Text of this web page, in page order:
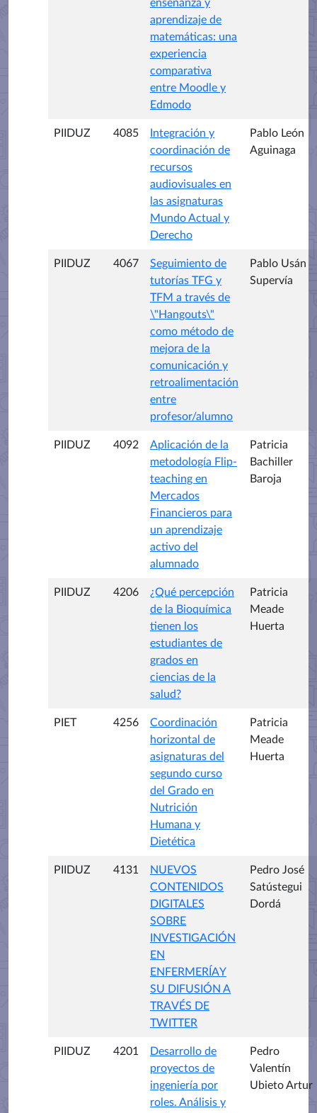
enseñanza y
aprendizaje de
matemáticas: una
experiencia
comparativa
entre Moodle y
Edmodo
PIIDUZ 4085
Integración y
coordinación de
recursos
audiovisuales en
las asignaturas
Mundo Actual y
Derecho
Pablo León
Aguinaga
PIIDUZ 4067
Seguimiento de
tutorías TFG y
TFM a través de
\"Hangouts\"
como método de
mejora de la
comunicación y
retroalimentación
entre
profesor/alumno
Pablo Usán
Supervía
PIIDUZ 4092
Aplicación de la
metodología Flip-
teaching en
Mercados
Financieros para
un aprendizaje
activo del
alumnado
Patricia
Bachiller
Baroja
PIIDUZ 4206
¿Qué percepción
de la Bioquímica
tienen los
estudiantes de
grados en
ciencias de la
salud?
Patricia
Meade
Huerta
PIET 4256
Coordinación
horizontal de
asignaturas del
segundo curso
del Grado en
Nutrición
Humana y
Dietética
Patricia
Meade
Huerta
PIIDUZ 4131
NUEVOS
CONTENIDOS
DIGITALES
SOBRE
INVESTIGACIÓN
EN
ENFERMERÍAY
SU DIFUSIÓN A
TRAVÉS DE
TWITTER
Pedro José
Satústegui
Dordá
PIIDUZ 4201
Desarrollo de
proyectos de
ingeniería por
roles. Análisis y
Pedro
Valentín
Ubieto Artur